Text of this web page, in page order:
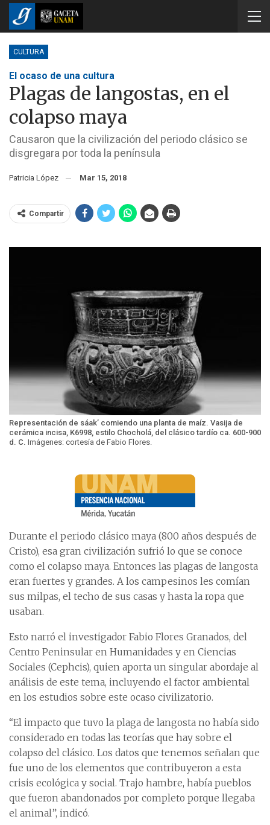
CULTURA
El ocaso de una cultura
Plagas de langostas, en el
colapso maya
Causaron que la civilización del periodo clásico se
disgregara por toda la península
Patricia López Mar 15, 2018
Compartir
Representación de sáak’ comiendo una planta de maíz. Vasija de
cerámica incisa, K6998, estilo Chocholá, del clásico tardío ca. 600-900
d. C. Imágenes: cortesía de Fabio Flores.
Durante el periodo clásico maya (800 años después de
Cristo), esa gran civilización sufrió lo que se conoce
como el colapso maya. Entonces las plagas de langosta
eran fuertes y grandes. A los campesinos les comían
sus milpas, el techo de sus casas y hasta la ropa que
usaban.
Esto narró el investigador Fabio Flores Granados, del
Centro Peninsular en Humanidades y en Ciencias
Sociales (Cephcis), quien aporta un singular abordaje al
análisis de este tema, incluyendo el factor ambiental
en los estudios sobre este ocaso civilizatorio.
“El impacto que tuvo la plaga de langosta no había sido
considerado en todas las teorías que hay sobre el
colapso del clásico. Los datos que tenemos señalan que
fue uno de los elementos que contribuyeron a esta
crisis ecológica y social. Trajo hambre, había pueblos
que fueron abandonados por completo porque llegaba
el animal”, indicó.